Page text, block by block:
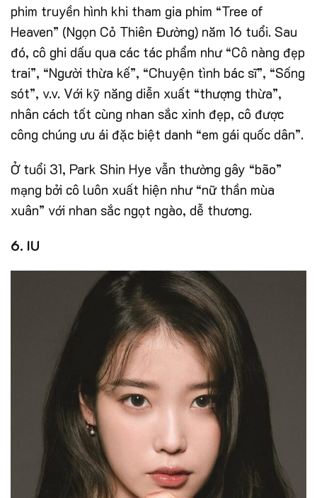
phim truyền hình khi tham gia phim “Tree of
Heaven” (Ngọn Cỏ Thiên Đường) năm 16 tuổi. Sau
đó, cô ghi dấu qua các tác phẩm như “Cô nàng đẹp
trai”, “Người thừa kế”, “Chuyện tình bác sĩ”, “Sống
sót”, v.v. Với kỹ năng diễn xuất “thượng thừa”,
nhân cách tốt cùng nhan sắc xinh đẹp, cô được
công chúng ưu ái đặc biệt danh “em gái quốc dân”.
Ở tuổi 31, Park Shin Hye vẫn thường gây “bão”
mạng bởi cô luôn xuất hiện như “nữ thần mùa
xuân” với nhan sắc ngọt ngào, dễ thương.
6. IU